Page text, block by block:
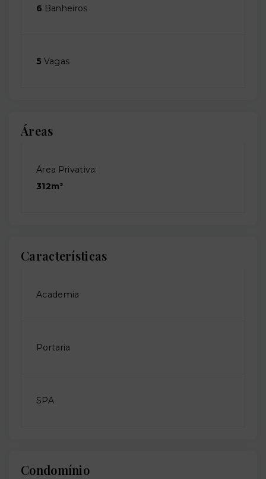
6 Banheiros
5 Vagas
Áreas
Área Privativa:
312m²
Características
Academia
Portaria
SPA
Condomínio